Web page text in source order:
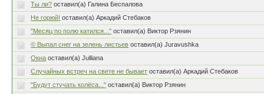
Ты ли? оставил(а) Галина Беспалова
Не горюй! оставил(а) Аркадий Стебаков
"Месяц по полю катился..." оставил(а) Виктор Рзянин
© Выпал снег на зелень листьев оставил(а) Juravushka
Окна оставил(а) Julliana
Случайных встреч на свете не бывает оставил(а) Аркадий Стебаков
"Будут стучать колёса..." оставил(а) Виктор Рзянин